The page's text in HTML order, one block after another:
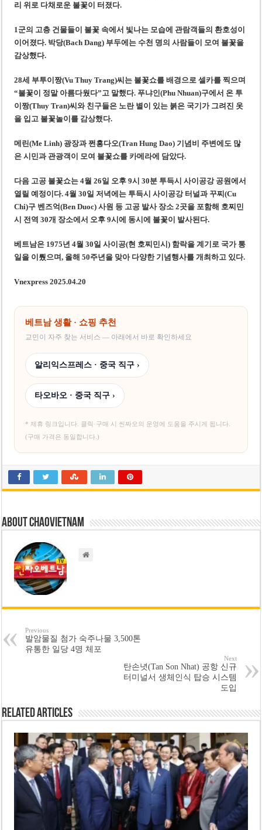
리 위로 다채로운 불꽃이 터졌다.
1군의 고층 건물들이 불꽃 속에서 빛나는 모습에 관람객들의 환호성이
이어졌다. 박당(Bach Dang) 부두에는 수천 명의 사람들이 모여 불꽃을
감상했다.
28세 부투이짱(Vu Thuy Trang)씨는 불꽃쇼를 배경으로 셀카를 찍으며
“불꽃이 정말 아름다웠다”고 말했다. 푸냐인(Phu Nhuan)구에서 온 투
이짱(Thuy Tran)씨와 친구들은 노란 별이 있는 붉은 국기가 그려진 옷
을 입고 불꽃놀이를 감상했다.
메린(Me Linh) 광장과 쩐흥다오(Tran Hung Dao) 기념비 주변에도 많
은 시민과 관광객이 모여 불꽃쇼를 카메라에 담았다.
다음 고공 불꽃쇼는 4월 26일 오후 9시 30분 투득시 사이공강 공원에서
열릴 예정이다. 4월 30일 저녁에는 투득시 사이공강 터널과 꾸찌(Cu
Chi)구 벤즈억(Ben Duoc) 사원 등 고공 발사 장소 2곳을 포함해 호찌민
시 전역 30개 장소에서 오후 9시에 동시에 불꽃이 발사된다.
베트남은 1975년 4월 30일 사이공(현 호찌민시) 함락을 계기로 국가 통
일을 이뤘으며, 올해 50주년을 맞아 다양한 기념행사를 개최하고 있다.
Vnexpress 2025.04.20
베트남 생활 · 쇼핑 추천
교민이 자주 찾는 서비스 — 아래에서 바로 확인하세요
알리익스프레스 · 중국 직구 ›
타오바오 · 중국 직구 ›
* 제휴 링크입니다. 클릭·구매 시 씬짜오의 운영에 도움을 주시게 됩니다.
(구매 가격은 동일합니다.)
About chaovietnam
Previous
발암물질 첨가 숙주나물 3,500톤
유통한 일당 4명 체포
Next
탄손녓(Tan Son Nhat) 공항 신규
터미널서 생체인식 탑승 시스템
도입
Related Articles